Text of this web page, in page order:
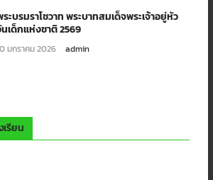
ะบรมราโชวาท พระบาทสมเด็จพระเจ้าอยู่หัว
เด็กแห่งชาติ 2569
มกราคม 2026 admin
เรียน